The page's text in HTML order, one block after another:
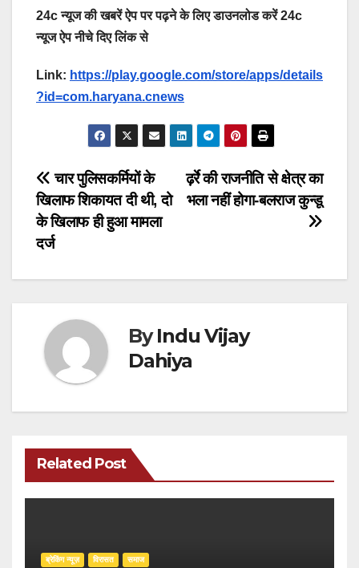
24c न्यूज की खबरें ऐप पर पढ़ने के लिए डाउनलोड करें 24c
न्यूज ऐप नीचे दिए लिंक से
Link: https://play.google.com/store/apps/details
?id=com.haryana.cnews
Post
navigation
ढ़र्रे की राजनीति से क्षेत्र का
भला नहीं होगा-बलराज कुन्डू
चार पुलिसकर्मियों के
खिलाफ शिकायत दी थी, दो
के खिलाफ ही हुआ मामला
दर्ज
ByIndu Vijay
Dahiya
Related Post
ब्रेकिंग न्यूज़ ‍‍विरासत समाज